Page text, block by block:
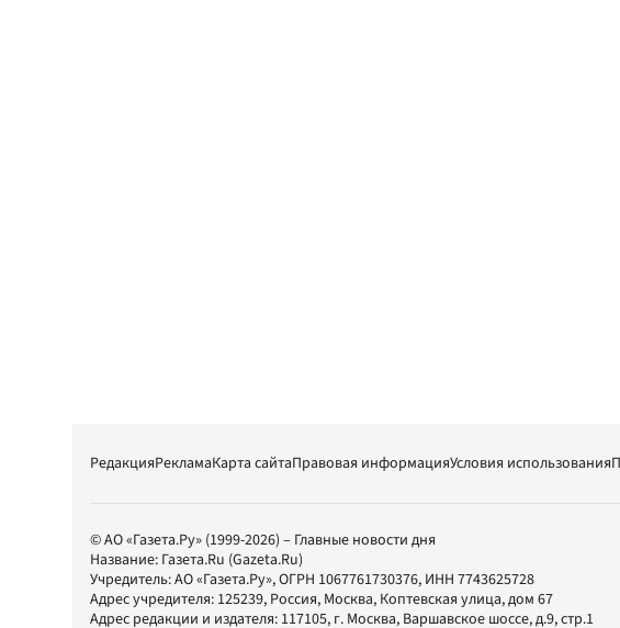
РедакцияРекламаКарта сайтаПравовая информацияУсловия использования
© АО «Газета.Ру» (1999-2026) – Главные новости дня
Название: Газета.Ru (Gazeta.Ru)
Учредитель:АО «Газета.Ру», ОГРН 1067761730376, ИНН 7743625728
Адрес учредителя: 125239, Россия, Москва, Коптевская улица, дом 67
Адрес редакции и издателя: 117105, г. Москва, Варшавское шоссе, д.9, стр.1